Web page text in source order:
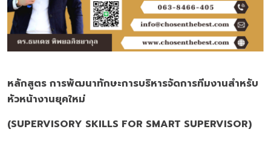
หลักสูตร การพัฒนาทักษะการบริหารจัดการทีมงานสำหรับ
หัวหน้างานยุคใหม่
(SUPERVISORY SKILLS FOR SMART SUPERVISOR)